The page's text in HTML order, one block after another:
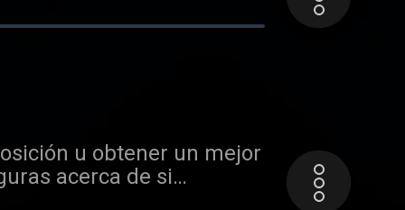
u obtener un mejor
acerca de si